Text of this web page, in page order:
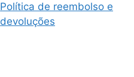
Política de reembolso e
devoluções